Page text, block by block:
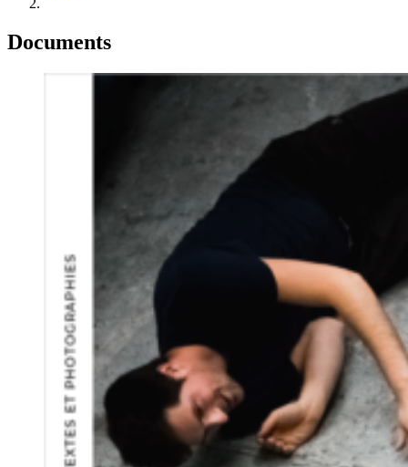
Documents